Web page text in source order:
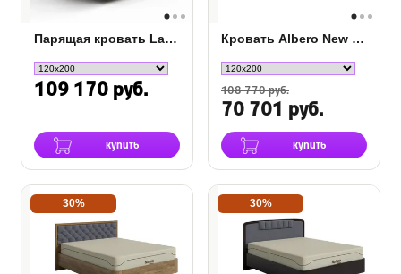
Парящая кровать Lawn
109 170 руб.
купить
Кровать Albero New с подъемным механизмом
108 770 руб.
70 701 руб.
купить
30% 30%